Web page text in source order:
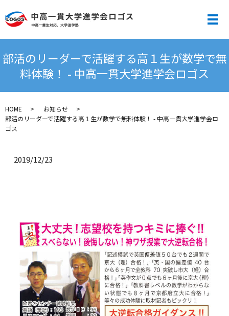
メ
部活のリーダーで活躍する高１生が数学で無
料体験！ - 中高一貫大学進学会ロゴス
HOME
お知らせ
部活のリーダーで活躍する高１生が数学で無料体験！ - 中高一貫大学進学会ロ
ゴス
2019/12/23